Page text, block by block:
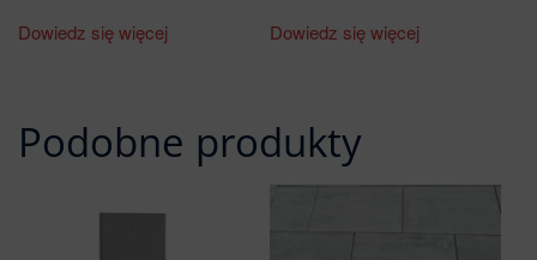
Dowiedz się więcej Dowiedz się więcej
Podobne produkty